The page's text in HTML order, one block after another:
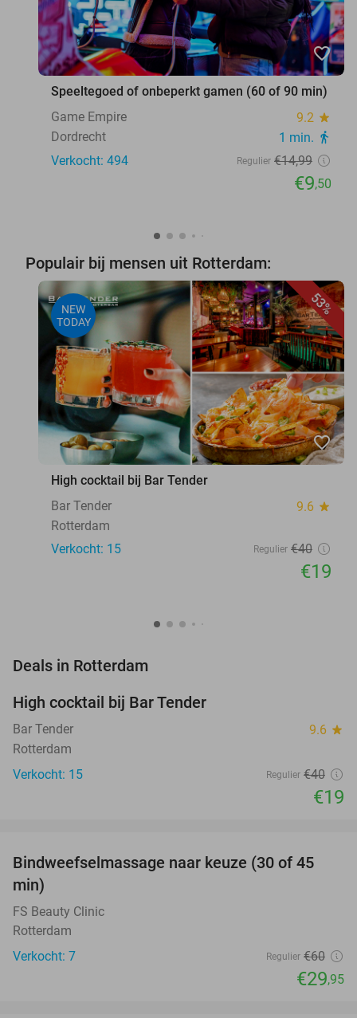
favorite_border
Speeltegoed of onbeperkt gamen (60 of 90 min)
Game Empire
9.2 star
Dordrecht 1 min. directions_walk
Verkocht: 494 Regulier €14,99
€9,50
Populair bij mensen uit Rotterdam:
53%
NEW
TODAY
favorite_border
High cocktail bij Bar Tender
Bar Tender
9.6 star
Rotterdam
Verkocht: 15
Regulier €40
€19
Deals in Rotterdam
TODAY
High cocktail bij Bar Tender
Bar Tender 9.6 star
Rotterdam
Verkocht: 15
Regulier €40
€19
50%
TODAY
Bindweefselmassage naar keuze (30 of 45
min)
FS Beauty Clinic
Rotterdam
Verkocht: 7
Regulier €60
€29,95